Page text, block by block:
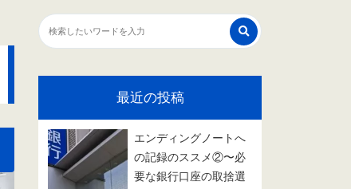
最近の投稿
エンディングノートへ
の記録のススメ②〜必
要な銀行口座の取捨選